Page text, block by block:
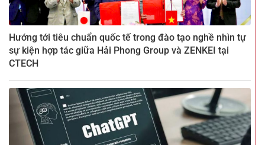
Hướng tới tiêu chuẩn quốc tế trong đào tạo nghề nhìn tự
sự kiện hợp tác giữa Hải Phong Group và ZENKEI tại
CTECH